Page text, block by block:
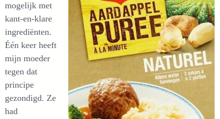
mogelijk met
kant-en-klare
ingrediënten.
Één keer heeft
mijn moeder
tegen dat
principe
gezondigd. Ze
had